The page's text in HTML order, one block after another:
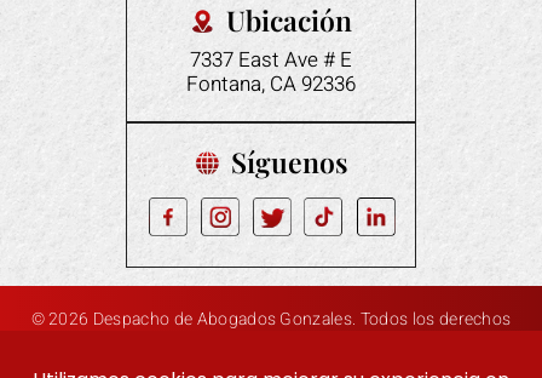
Ubicación
7337 East Ave # E
Fontana, CA 92336
Síguenos
© 2026 Despacho de Abogados Gonzales. Todos los derechos